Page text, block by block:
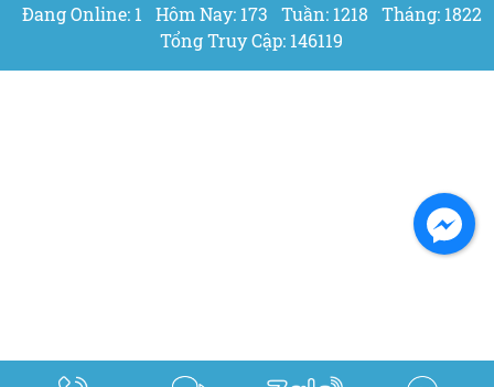
Đang Online: 1
Hôm Nay: 173 Tuần: 1218
Tháng: 1822
Tổng Truy Cập: 146119